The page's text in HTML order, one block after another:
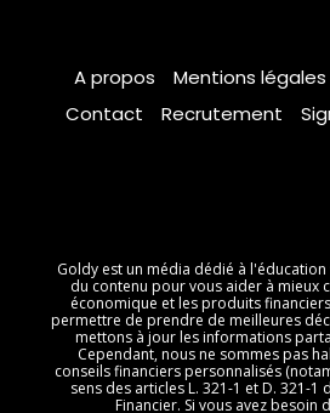
A propos Mentions légales
Contact
Recrutement
Goldy est un média dédié à
du contenu pour vous aider à mieux
économique et les produits
permettre de prendre de meilleures
mettons à jour les informations
Cependant, nous ne sommes pas
conseils financiers personnalisés
sens des articles L. 321-1 et D. 321-1
Financier. Si vous avez besoin